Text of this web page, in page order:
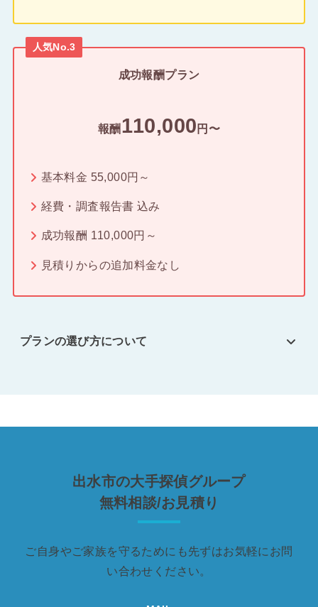
人気No.3
成功報酬プラン
報酬 110,000 円〜
基本料金 55,000円～
経費・調査報告書 込み
成功報酬 110,000円～
見積りからの追加料金なし
プランの選び方について
出水市の大手探偵グループ
無料相談/お見積り
ご自身やご家族を守るためにも先ずはお気軽にお問
い合わせください。